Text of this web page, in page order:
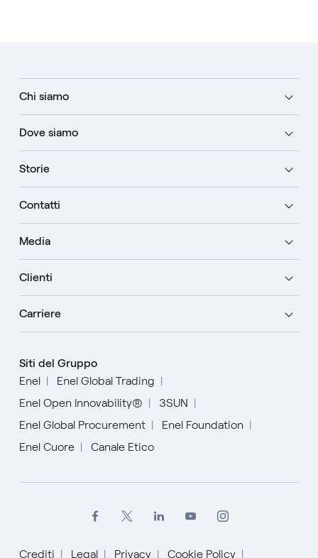
Chi siamo
Dove siamo
Storie
Contatti
Media
Clienti
Carriere
Siti del Gruppo
Enel
Enel Global Trading
Enel Open Innovability®
3SUN
Enel Global Procurement
Enel Foundation
Enel Cuore
Canale Etico
Crediti Legal Privacy Cookie Policy